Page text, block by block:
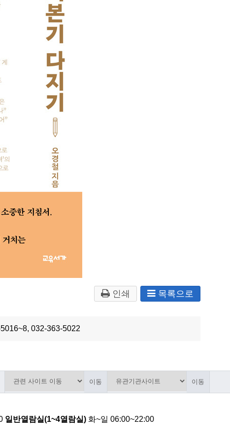
인쇄 목록으로
032-363-5022
이동 이동
일반열람실(1~4열람실) 화~일 06:00~22:00